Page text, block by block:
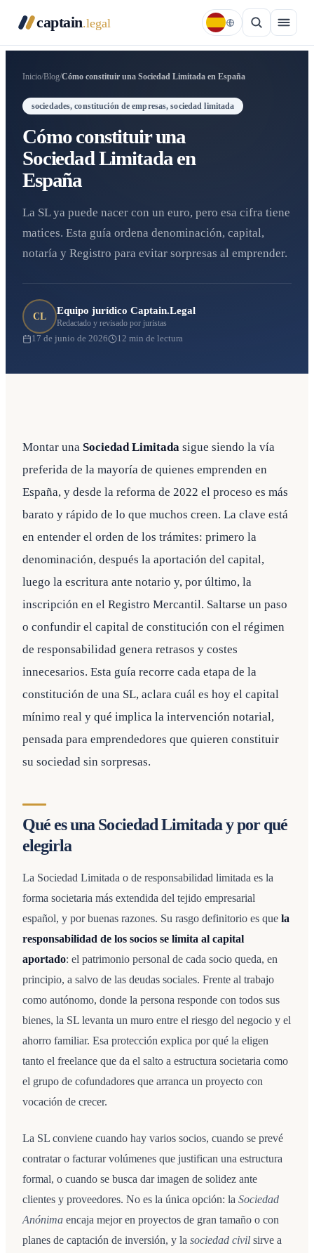
captain.legal
Inicio/Blog/Cómo constituir una Sociedad Limitada en España
sociedades, constitución de empresas, sociedad limitada
Cómo constituir una
Sociedad Limitada en
España
La SL ya puede nacer con un euro, pero esa cifra tiene
matices. Esta guía ordena denominación, capital,
notaría y Registro para evitar sorpresas al emprender.
CL
Equipo jurídico Captain.Legal
Redactado y revisado por juristas
17 de junio de 2026
12 min de lectura
Montar una Sociedad Limitada sigue siendo la vía
preferida de la mayoría de quienes emprenden en
España, y desde la reforma de 2022 el proceso es más
barato y rápido de lo que muchos creen. La clave está
en entender el orden de los trámites: primero la
denominación, después la aportación del capital,
luego la escritura ante notario y, por último, la
inscripción en el Registro Mercantil. Saltarse un paso
o confundir el capital de constitución con el régimen
de responsabilidad genera retrasos y costes
innecesarios. Esta guía recorre cada etapa de la
constitución de una SL, aclara cuál es hoy el capital
mínimo real y qué implica la intervención notarial,
pensada para emprendedores que quieren constituir
su sociedad sin sorpresas.
Qué es una Sociedad Limitada y por qué
elegirla
La Sociedad Limitada o de responsabilidad limitada es la
forma societaria más extendida del tejido empresarial
español, y por buenas razones. Su rasgo definitorio es que la
responsabilidad de los socios se limita al capital
aportado: el patrimonio personal de cada socio queda, en
principio, a salvo de las deudas sociales. Frente al trabajo
como autónomo, donde la persona responde con todos sus
bienes, la SL levanta un muro entre el riesgo del negocio y el
ahorro familiar. Esa protección explica por qué la eligen
tanto el freelance que da el salto a estructura societaria como
el grupo de cofundadores que arranca un proyecto con
vocación de crecer.
La SL conviene cuando hay varios socios, cuando se prevé
contratar o facturar volúmenes que justifican una estructura
formal, o cuando se busca dar imagen de solidez ante
clientes y proveedores. No es la única opción: la Sociedad
Anónima encaja mejor en proyectos de gran tamaño o con
planes de captación de inversión, y la sociedad civil sirve a